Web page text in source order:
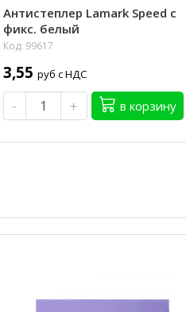
Антистеплер Lamark Speed с
фикс. белый
Код: 99617
3,55 руб с НДС
- + в корзину